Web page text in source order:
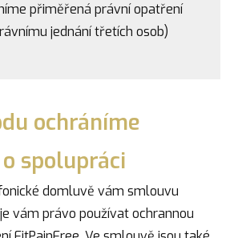
přiměřená právní opatření
jednání třetích osob)
ochráníme
spolupráci
domluvě vám smlouvu
vám právo používat ochrannou